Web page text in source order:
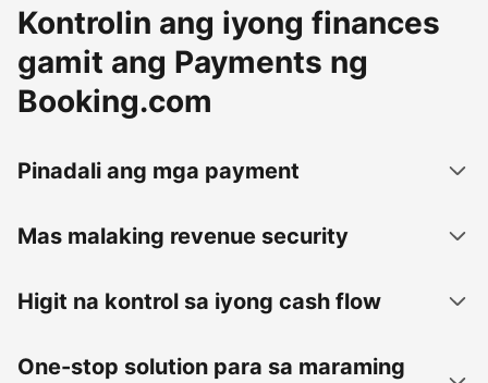
Kontrolin ang iyong finances
gamit ang Payments ng
Booking.com
Pinadali ang mga payment
Mas malaking revenue security
Higit na kontrol sa iyong cash flow
One-stop solution para sa maraming